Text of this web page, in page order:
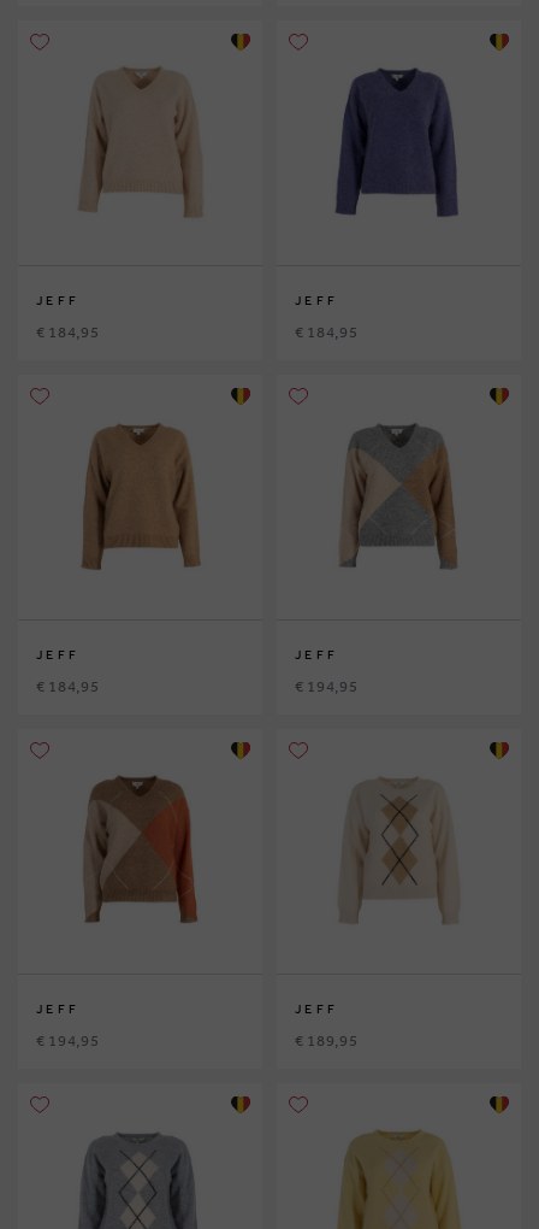
JEFF
€ 184,95
JEFF
€ 184,95
JEFF
€ 184,95
JEFF
€ 194,95
JEFF
€ 194,95
JEFF
€ 189,95